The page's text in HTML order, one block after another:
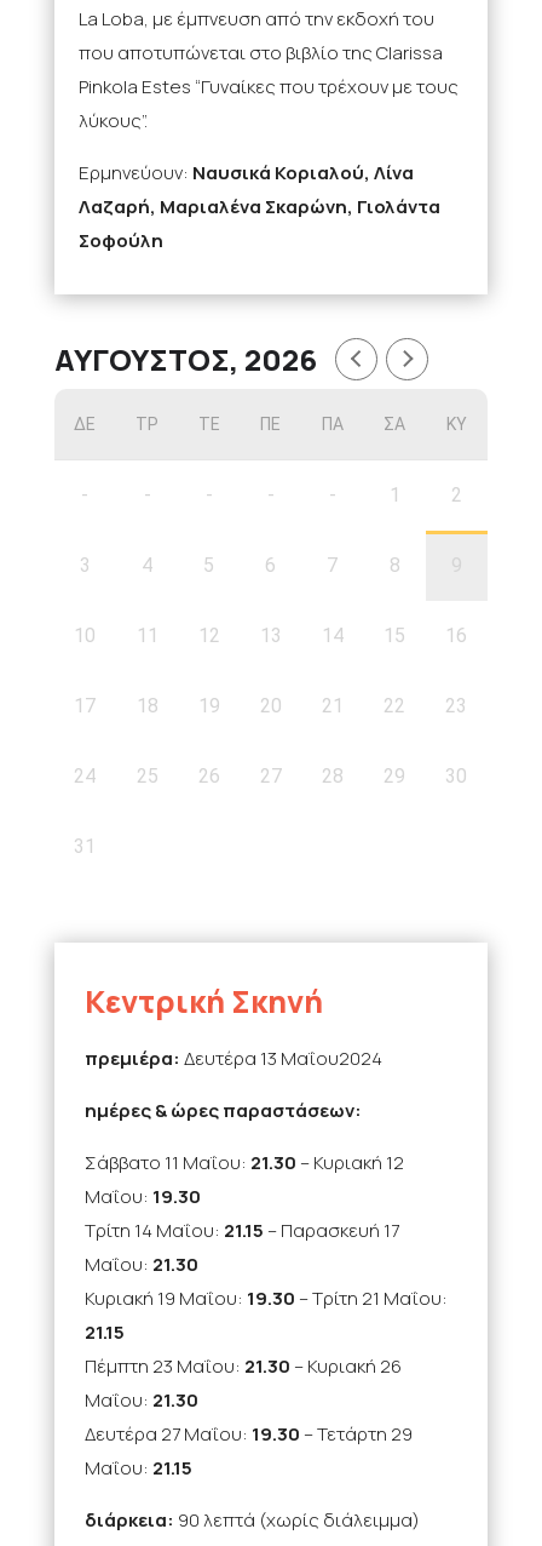
La Loba, με έμπνευση από την εκδοχή του
που αποτυπώνεται στο βιβλίο της Clarissa
Pinkola Estes “Γυναίκες που τρέχουν με τους
λύκους”.
Ερμηνεύουν: Ναυσικά Κοριαλού, Λίνα
Λαζαρή, Μαριαλένα Σκαρώνη, Γιολάντα
Σοφούλη
ΑΎΓΟΥΣΤΟΣ, 2026
ΔΕ ΤΡ ΤΕ ΠΕ ΠΑ ΣΑ ΚΥ
- - - - - 1 2
3 4 5 6 7 8 9
10 11 12 13 14 15 16
17 18 19 20 21 22 23
24 25 26 27 28 29 30
31
Κεντρική Σκηνή
πρεμιέρα: Δευτέρα 13 Μαΐου2024
ημέρες & ώρες παραστάσεων:
Σάββατο 11 Μαΐου: 21.30 – Κυριακή 12
Μαΐου: 19.30
Τρίτη 14 Μαΐου: 21.15 – Παρασκευή 17
Μαΐου: 21.30
Κυριακή 19 Μαΐου: 19.30 – Τρίτη 21 Μαΐου:
21.15
Πέμπτη 23 Μαΐου: 21.30 – Κυριακή 26
Μαΐου: 21.30
Δευτέρα 27 Μαΐου: 19.30 – Τετάρτη 29
Μαΐου: 21.15
διάρκεια: 90 λεπτά (χωρίς διάλειμμα)